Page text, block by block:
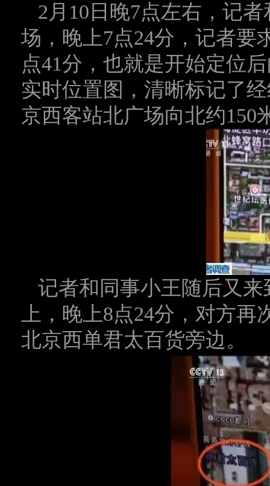
2月10日晚7点左右，记
场，晚上7点24分，记者要
点41分，也就是开始定位
实时位置图，清晰标记了
京西客站北广场向北约150
记者和同事小王随后又
上，晚上8点24分，对方
北京西单君太百货旁边。